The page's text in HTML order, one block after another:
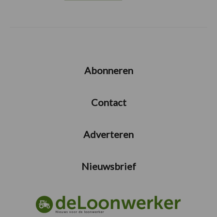
Abonneren
Contact
Adverteren
Nieuwsbrief